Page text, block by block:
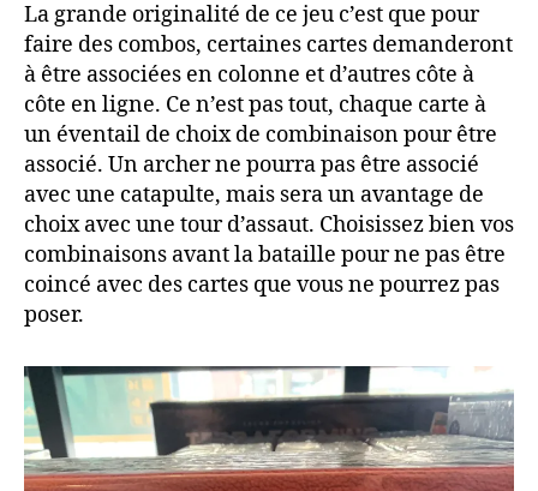
La grande originalité de ce jeu c’est que pour
faire des combos, certaines cartes demanderont
à être associées en colonne et d’autres côte à
côte en ligne. Ce n’est pas tout, chaque carte à
un éventail de choix de combinaison pour être
associé. Un archer ne pourra pas être associé
avec une catapulte, mais sera un avantage de
choix avec une tour d’assaut. Choisissez bien vos
combinaisons avant la bataille pour ne pas être
coincé avec des cartes que vous ne pourrez pas
poser.